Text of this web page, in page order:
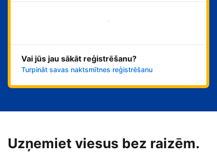
Sāciet tūlīt!
Vai jūs jau sākāt reģistrēšanu?
Turpināt savas naktsmītnes reģistrēšanu
Uzņemiet viesus bez raizēm.